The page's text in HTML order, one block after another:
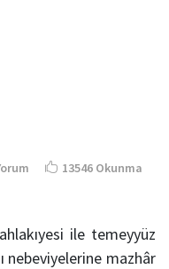
13546 Okunma
ile temeyyüz
mazhâr